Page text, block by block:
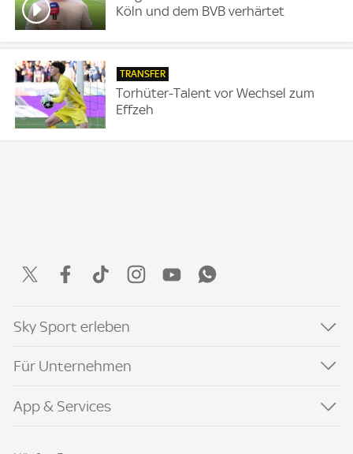
Köln und dem BVB verhärtet
TRANSFER
Torhüter-Talent vor Wechsel zum
Effzeh
Sky Sport erleben
Für Unternehmen
App & Services